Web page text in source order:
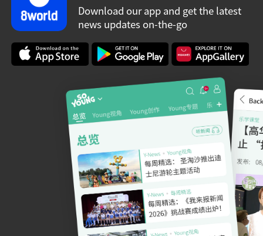
Download our app and get the latest
news updates on-the-go